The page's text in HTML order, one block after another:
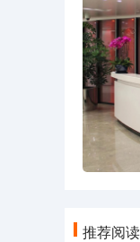
推荐阅读